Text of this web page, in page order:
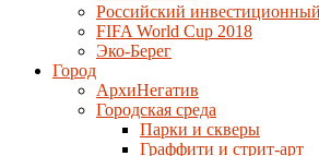
Российский
FIFA World Cup 2018
Эко-Берег
Город
АрхиНегатив
Городская среда
Парки и скверы
Граффити и стрит-арт